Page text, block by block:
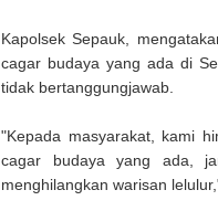
Kapolsek Sepauk,
cagar budaya yang ada di
tidak bertanggungjawab.
"Kepada masyarakat, kami
cagar budaya yang ada,
menghilangkan warisan